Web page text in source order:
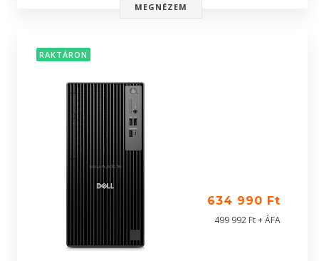
MEGNÉZEM
RAKTÁRON
634 990 Ft
499 992 Ft + ÁFA